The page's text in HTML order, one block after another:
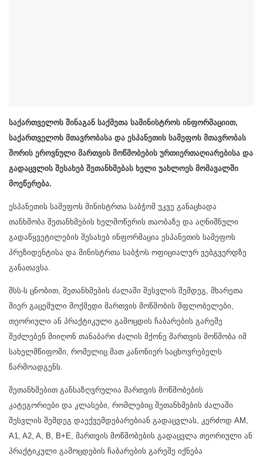
საქართველოს შინაგან საქმეთა სამინისტროს ინფორმაციით,
საქართველოს მთავრობასა და ესპანეთის სამეფოს მთავრობას
შორის ეროვნული მართვის მოწმობების ურთიერთაღიარებისა და
გადაცვლის შესახებ შეთანხმებას ხელი უახლოეს მომავალში
მოეწერება.
ესპანეთის სამეფოს მინისტრთა საბჭომ უკვე განაცხადა
თანხმობა შეთანხმების ხელმოწერის თაობაზე და აღნიშნული
გადაწყვეტილების შესახებ ინფორმაცია ესპანეთის სამეფოს
პრეზიდენტისა და მინისტრთა საბჭოს ოფიციალურ ვებგვერდზე
განათავსა.
შსს-ს ცნობით, შეთანხმების ძალაში შესვლის შემდეგ, მხარეთა
მიერ გაცემული მოქმედი მართვის მოწმობის მფლობელები,
თეორიული ან პრაქტიკული გამოცდის ჩაბარების გარეშე
შეძლებენ მიიღონ თანაბარი ძალის მქონე მართვის მოწმობა იმ
სახელმწიფოში, რომელიც მათ კანონიერ საცხოვრებელს
წარმოადგენს.
შეთანხმებით განსაზღვრულია მართვის მოწმობების
კატეგორიები და კლასები, რომლებიც შეთანხმების ძალაში
შესვლის შემდეგ დაექვემდებარებიან გადაცვლას, კერძოდ AM,
A1, A2, A, B, B+E, მართვის მოწმობების გადაცვლა თეორიული ან
პრაქტიკული გამოცდების ჩაბარების გარეშე იქნება